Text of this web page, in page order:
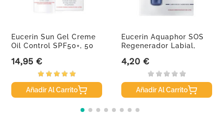
Eucerin Sun Gel Creme
Oil Control SPF50+, 50
Precio
14,95 €
Añadir Al Carrito
Eucerin Aquaphor SOS
Regenerador Labial,
Precio
4,20 €
Añadir Al Carrito